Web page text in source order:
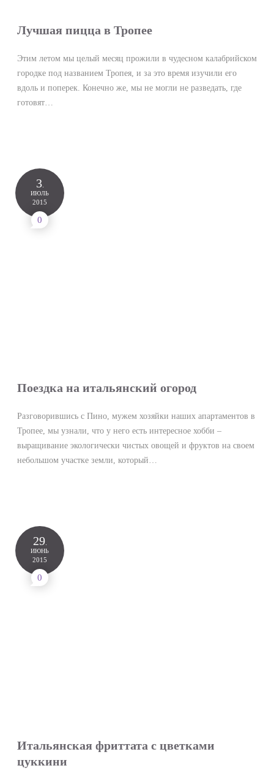
Лучшая пицца в Тропее
Этим летом мы целый месяц прожили в чудесном калабрийском
городке под названием Тропея, и за это время изучили его
вдоль и поперек. Конечно же, мы не могли не разведать, где
готовят…
3.
ИЮЛЬ
2015
0
Поездка на итальянский огород
Разговорившись с Пино, мужем хозяйки наших апартаментов в
Тропее, мы узнали, что у него есть интересное хобби –
выращивание экологически чистых овощей и фруктов на своем
небольшом участке земли, который…
29.
ИЮНЬ
2015
0
Итальянская фриттата с цветками
цуккини